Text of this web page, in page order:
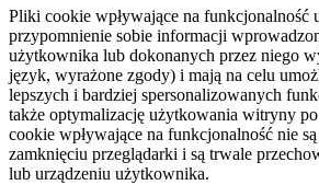
Pliki cookie wpływające na
przypomnienie sobie informacji
użytkownika lub dokonanych przez niego
język, wyrażone zgody) i mają na celu
lepszych i bardziej spersonalizowanych
także optymalizację użytkowania witryny
cookie wpływające na funkcjonalność nie
zamknięciu przeglądarki i są trwale
lub urządzeniu użytkownika.